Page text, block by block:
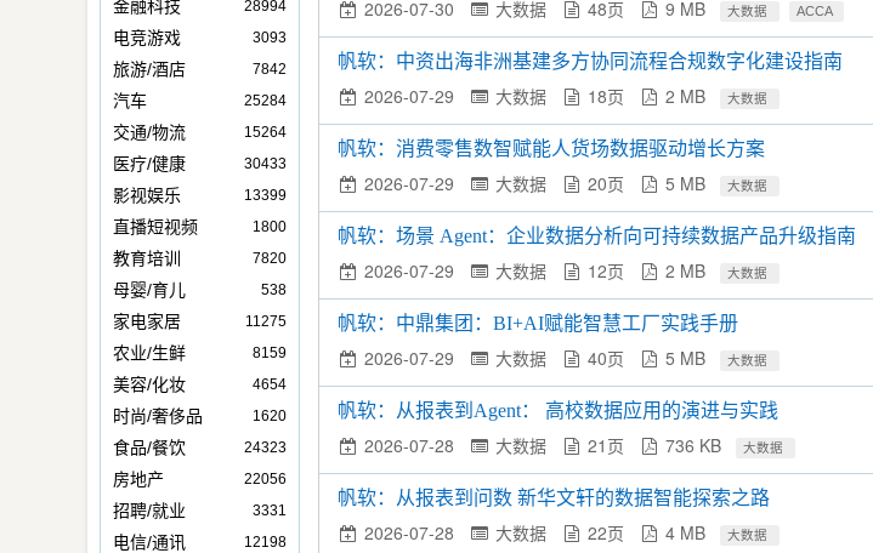
金融科技 28994
电竞游戏 3093
旅游/酒店 7842
汽车 25284
交通/物流 15264
医疗/健康 30433
影视娱乐 13399
直播短视频 1800
教育培训 7820
母婴/育儿 538
家电家居 11275
农业/生鲜 8159
美容/化妆 4654
时尚/奢侈品 1620
食品/餐饮 24323
房地产 22056
招聘/就业 3331
电信/通讯 12198
2026-07-30 大数据 48页 9 MB 大数据 ACCA
帆软：中资出海非洲基建多方协同流程合规数字化建设指南
2026-07-29 大数据 18页 2 MB 大数据
帆软：消费零售数智赋能人货场数据驱动增长方案
2026-07-29 大数据 20页 5 MB 大数据
帆软：场景 Agent：企业数据分析向可持续数据产品升级指南
2026-07-29 大数据 12页 2 MB 大数据
帆软：中鼎集团：BI+AI赋能智慧工厂实践手册
2026-07-29 大数据 40页 5 MB 大数据
帆软：从报表到Agent： 高校数据应用的演进与实践
2026-07-28 大数据 21页 736 KB 大数据
帆软：从报表到问数 新华文轩的数据智能探索之路
2026-07-28 大数据 22页 4 MB 大数据